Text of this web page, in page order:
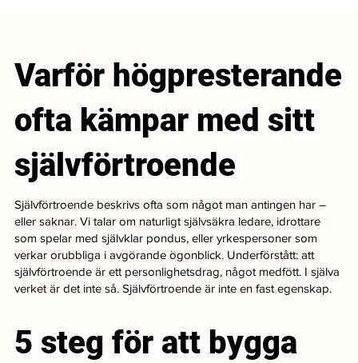
Varför högpresterande
ofta kämpar med sitt
självförtroende
Självförtroende beskrivs ofta som något man antingen har –
eller saknar. Vi talar om naturligt självsäkra ledare, idrottare
som spelar med självklar pondus, eller yrkespersoner som
verkar orubbliga i avgörande ögonblick. Underförstått: att
självförtroende är ett personlighetsdrag, något medfött. I själva
verket är det inte så. Självförtroende är inte en fast egenskap.
5 steg för att bygga